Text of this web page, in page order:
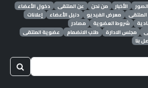
الأخبار من نحن عن الملتقى
دخول الأعضاء
معرض الفيديو دليل الأعضاء
إعلانات
شروط العضوية
مصادر
مجلس الادارة طلب الانضمام
عضوية الملتقى
بنا